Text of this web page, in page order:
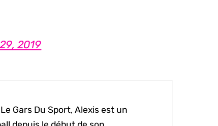
2019
Gars Du Sport, Alexis est un